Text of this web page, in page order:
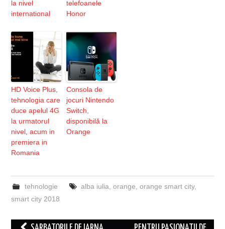
la nivel
international
telefoanele
Honor
HD Voice Plus,
tehnologia care
duce apelul 4G
la urmatorul
nivel, acum in
premiera in
Romania
Consola de
jocuri Nintendo
Switch,
disponibilă la
Orange
tehnologie alba iulia orange orange smart city,
smart city 2018
Post